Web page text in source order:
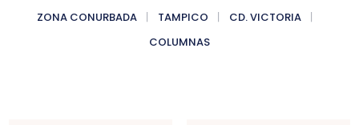
ZONA CONURBADA
TAMPICO
CD. VICTORIA
COLUMNAS